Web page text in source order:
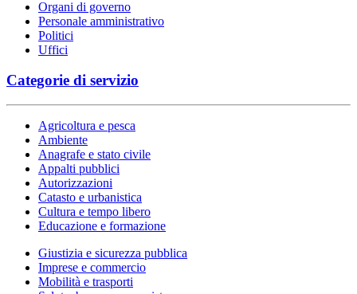
Organi di governo
Personale amministrativo
Politici
Uffici
Categorie di servizio
Agricoltura e pesca
Ambiente
Anagrafe e stato civile
Appalti pubblici
Autorizzazioni
Catasto e urbanistica
Cultura e tempo libero
Educazione e formazione
Giustizia e sicurezza pubblica
Imprese e commercio
Mobilità e trasporti